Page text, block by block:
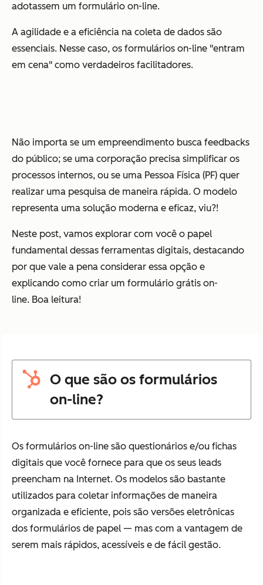
adotassem um formulário on-line.
A agilidade e a eficiência na coleta de dados são
essenciais. Nesse caso, os formulários on-line "entram
em cena" como verdadeiros facilitadores.
Não importa se um empreendimento busca feedbacks
do público; se uma corporação precisa simplificar os
processos internos, ou se uma Pessoa Física (PF) quer
realizar uma pesquisa de maneira rápida. O modelo
representa uma solução moderna e eficaz, viu?!
Neste post, vamos explorar com você o papel
fundamental dessas ferramentas digitais, destacando
por que vale a pena considerar essa opção e
explicando como criar um formulário grátis on-
line. Boa leitura!
O que são os formulários
on-line?
Os formulários on-line são questionários e/ou fichas
digitais que você fornece para que os seus leads
preencham na Internet. Os modelos são bastante
utilizados para coletar informações de maneira
organizada e eficiente, pois são versões eletrônicas
dos formulários de papel — mas com a vantagem de
serem mais rápidos, acessíveis e de fácil gestão.